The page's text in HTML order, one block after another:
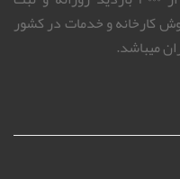
کارخانه و خدمات در کشور
میباشد.